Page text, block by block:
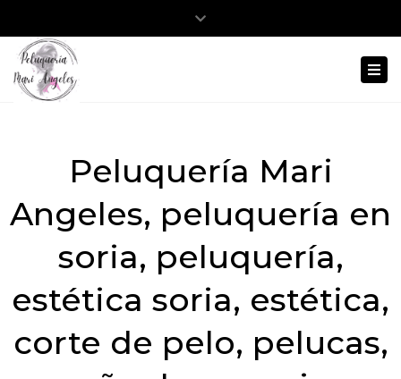
Abrir barra de herramientas
Close
Peluquería Mari
Angeles, peluquería en
soria, peluquería,
estética soria, estética,
corte de pelo, pelucas,